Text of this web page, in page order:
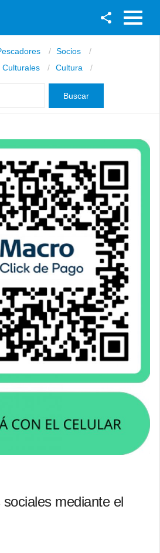
Youtube
Instagram
Socios
Culturales
Cultura
mediante el